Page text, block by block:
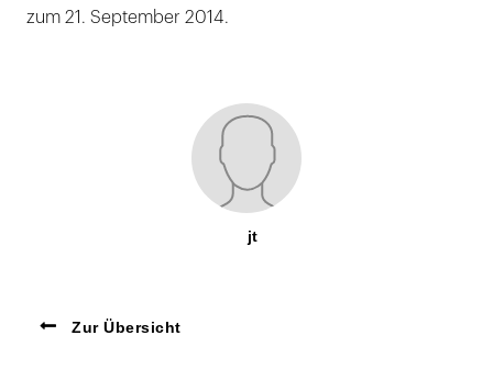
zum 21. September 2014.
jt
Zur Übersicht